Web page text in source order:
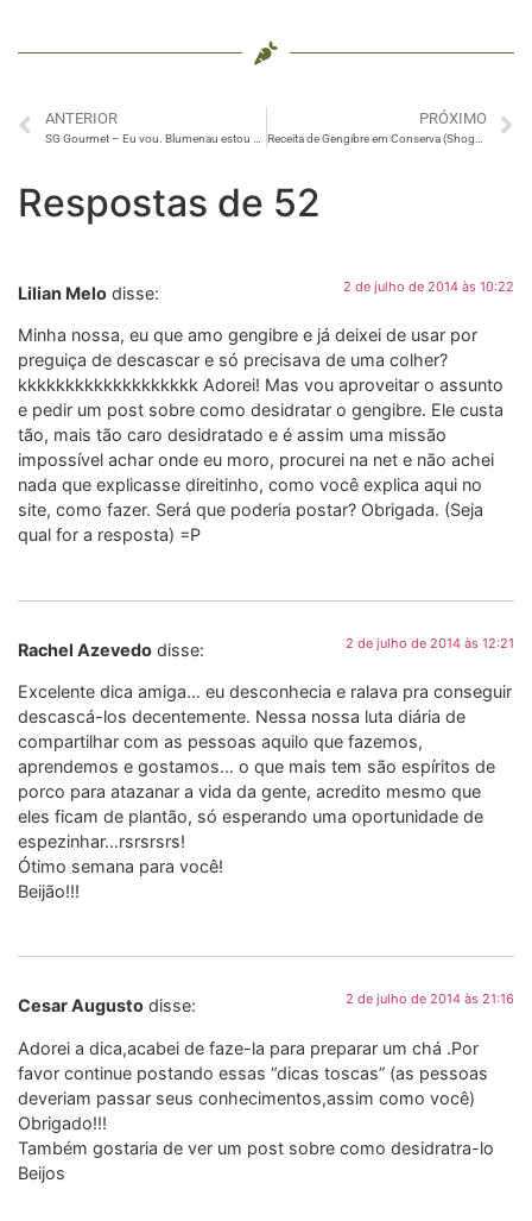
ANTERIOR PRÓXIMO
Respostas de 52
Lilian Melo disse: 2 de julho de 2014 às 10:22
Minha nossa, eu que amo gengibre e já deixei de usar por
preguiça de descascar e só precisava de uma colher?
kkkkkkkkkkkkkkkkkkk Adorei! Mas vou aproveitar o assunto
e pedir um post sobre como desidratar o gengibre. Ele custa
tão, mais tão caro desidratado e é assim uma missão
impossível achar onde eu moro, procurei na net e não achei
nada que explicasse direitinho, como você explica aqui no
site, como fazer. Será que poderia postar? Obrigada. (Seja
qual for a resposta) =P
Rachel Azevedo disse: 2 de julho de 2014 às 12:21
Excelente dica amiga… eu desconhecia e ralava pra conseguir
descascá-los decentemente. Nessa nossa luta diária de
compartilhar com as pessoas aquilo que fazemos,
aprendemos e gostamos… o que mais tem são espíritos de
porco para atazanar a vida da gente, acredito mesmo que
eles ficam de plantão, só esperando uma oportunidade de
espezinhar…rsrsrsrs!
Ótimo semana para você!
Beijão!!!
Cesar Augusto disse: 2 de julho de 2014 às 21:16
Adorei a dica,acabei de faze-la para preparar um chá .Por
favor continue postando essas “dicas toscas” (as pessoas
deveriam passar seus conhecimentos,assim como você)
Obrigado!!!
Também gostaria de ver um post sobre como desidratra-lo
Beijos